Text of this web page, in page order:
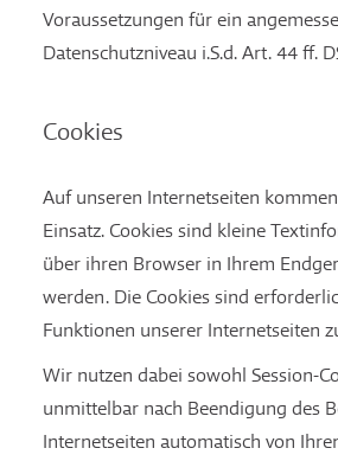
Voraussetzungen für ein
Datenschutzniveau i.S.d. Art. 44 ff.
Cookies
Auf unseren Internetseiten
Einsatz. Cookies sind kleine
über ihren Browser in Ihrem
werden. Die Cookies sind
Funktionen unserer Internetseiten
Wir nutzen dabei sowohl Session-
unmittelbar nach Beendigung des
Internetseiten automatisch von